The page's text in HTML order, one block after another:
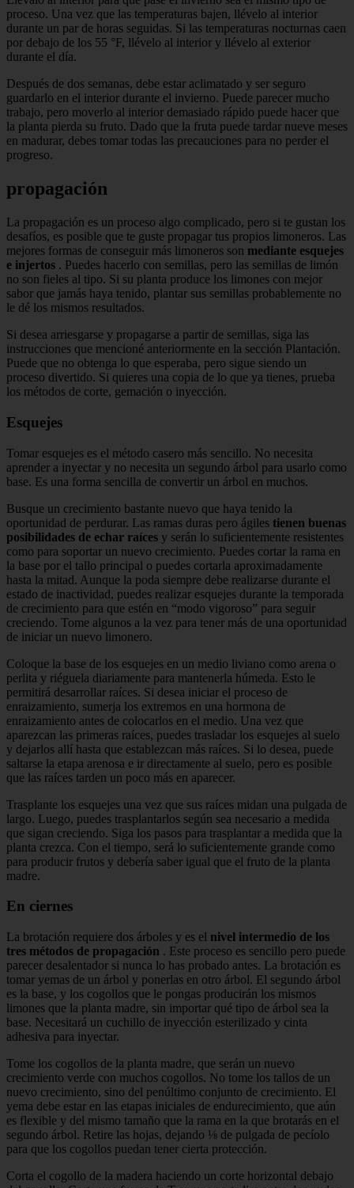
proceso. Una vez que las temperaturas bajen, llévelo al interior
durante un par de horas seguidas. Si las temperaturas nocturnas caen
por debajo de los 55 °F, llévelo al interior y llévelo al exterior
durante el día.
Después de dos semanas, debe estar aclimatado y ser seguro
guardarlo en el interior durante el invierno. Puede parecer mucho
trabajo, pero moverlo al interior demasiado rápido puede hacer que
la planta pierda su fruto. Dado que la fruta puede tardar nueve meses
en madurar, debes tomar todas las precauciones para no perder el
progreso.
propagación
La propagación es un proceso algo complicado, pero si te gustan los
desafíos, es posible que te guste propagar tus propios limoneros. Las
mejores formas de conseguir más limoneros son mediante esquejes
e injertos . Puedes hacerlo con semillas, pero las semillas de limón
no son fieles al tipo. Si su planta produce los limones con mejor
sabor que jamás haya tenido, plantar sus semillas probablemente no
le dé los mismos resultados.
Si desea arriesgarse y propagarse a partir de semillas, siga las
instrucciones que mencioné anteriormente en la sección Plantación.
Puede que no obtenga lo que esperaba, pero sigue siendo un
proceso divertido. Si quieres una copia de lo que ya tienes, prueba
los métodos de corte, gemación o inyección.
Esquejes
Tomar esquejes es el método casero más sencillo. No necesita
aprender a inyectar y no necesita un segundo árbol para usarlo como
base. Es una forma sencilla de convertir un árbol en muchos.
Busque un crecimiento bastante nuevo que haya tenido la
oportunidad de perdurar. Las ramas duras pero ágiles tienen buenas
posibilidades de echar raíces y serán lo suficientemente resistentes
como para soportar un nuevo crecimiento. Puedes cortar la rama en
la base por el tallo principal o puedes cortarla aproximadamente
hasta la mitad. Aunque la poda siempre debe realizarse durante el
estado de inactividad, puedes realizar esquejes durante la temporada
de crecimiento para que estén en “modo vigoroso” para seguir
creciendo. Tome algunos a la vez para tener más de una oportunidad
de iniciar un nuevo limonero.
Coloque la base de los esquejes en un medio liviano como arena o
perlita y riéguela diariamente para mantenerla húmeda. Esto le
permitirá desarrollar raíces. Si desea iniciar el proceso de
enraizamiento, sumerja los extremos en una hormona de
enraizamiento antes de colocarlos en el medio. Una vez que
aparezcan las primeras raíces, puedes trasladar los esquejes al suelo
y dejarlos allí hasta que establezcan más raíces. Si lo desea, puede
saltarse la etapa arenosa e ir directamente al suelo, pero es posible
que las raíces tarden un poco más en aparecer.
Trasplante los esquejes una vez que sus raíces midan una pulgada de
largo. Luego, puedes trasplantarlos según sea necesario a medida
que sigan creciendo. Siga los pasos para trasplantar a medida que la
planta crezca. Con el tiempo, será lo suficientemente grande como
para producir frutos y debería saber igual que el fruto de la planta
madre.
En ciernes
La brotación requiere dos árboles y es el nivel intermedio de los
tres métodos de propagación . Este proceso es sencillo pero puede
parecer desalentador si nunca lo has probado antes. La brotación es
tomar yemas de un árbol y ponerlas en otro árbol. El segundo árbol
es la base, y los cogollos que le pongas producirán los mismos
limones que la planta madre, sin importar qué tipo de árbol sea la
base. Necesitará un cuchillo de inyección esterilizado y cinta
adhesiva para inyectar.
Tome los cogollos de la planta madre, que serán un nuevo
crecimiento verde con muchos cogollos. No tome los tallos de un
nuevo crecimiento, sino del penúltimo conjunto de crecimiento. El
yema debe estar en las etapas iniciales de endurecimiento, que aún
es flexible y del mismo tamaño que la rama en la que brotarás en el
segundo árbol. Retire las hojas, dejando ⅛ de pulgada de pecíolo
para que los cogollos puedan tener cierta protección.
Corta el cogollo de la madera haciendo un corte horizontal debajo